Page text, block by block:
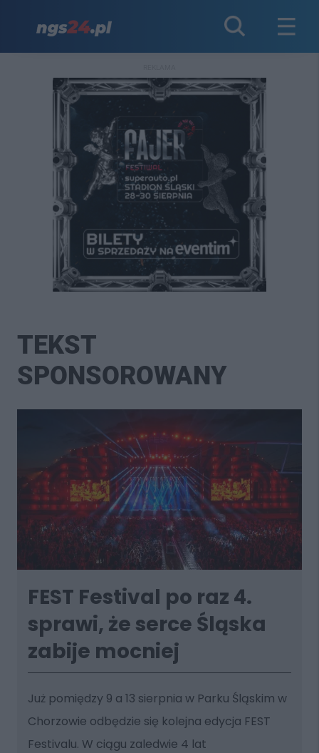
TEKST
SPONSOROWANY
FEST Festival po raz 4.
sprawi, że serce Śląska
zabije mocniej
Już pomiędzy 9 a 13 sierpnia w Parku Śląskim w
Chorzowie odbędzie się kolejna edycja FEST
Festivalu. W ciągu zaledwie 4 lat